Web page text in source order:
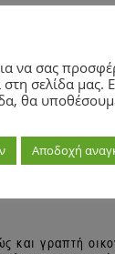
να σας
σελίδα μας.
θα
Αποδοχή